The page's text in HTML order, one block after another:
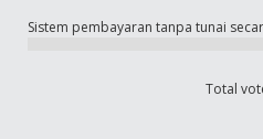
Sistem pembayaran tanpa tunai
Total